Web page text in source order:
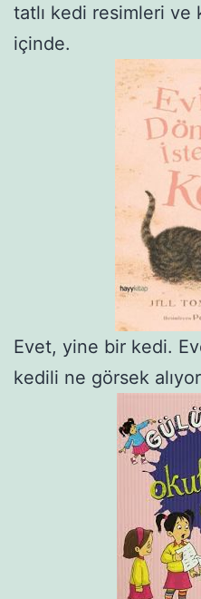
tatlı kedi resimleri ve
içinde.
Evet, yine bir kedi.
kedili ne görsek